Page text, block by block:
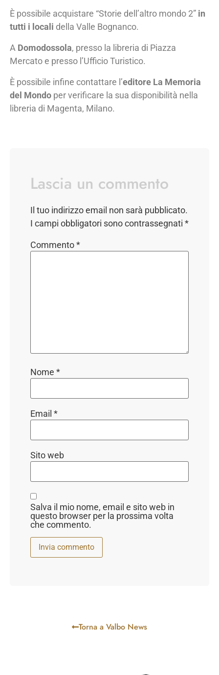
È possibile acquistare “Storie dell’altro mondo 2” in
tutti i locali della Valle Bognanco.
A Domodossola, presso la libreria di Piazza
Mercato e presso l’Ufficio Turistico.
È possibile infine contattare l’editore La Memoria
del Mondo per verificare la sua disponibilità nella
libreria di Magenta, Milano.
Lascia un commento
Il tuo indirizzo email non sarà pubblicato.
I campi obbligatori sono contrassegnati *
Commento*
Nome *
Email *
Sito web
Salva il mio nome, email e sito web in
questo browser per la prossima volta
che commento.
Torna a Valbo News